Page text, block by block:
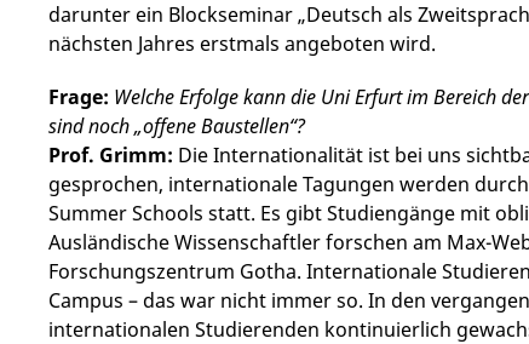
darunter ein Blockseminar „Deutsch als
nächsten Jahres erstmals angeboten wird.
Frage: Welche Erfolge kann die Uni Erfurt im Bereich
sind noch „offene Baustellen“?
Prof. Grimm: Die Internationalität ist bei uns
gesprochen, internationale Tagungen werden
Summer Schools statt. Es gibt Studiengänge mit
Ausländische Wissenschaftler forschen am Max-
Forschungszentrum Gotha. Internationale
Campus – das war nicht immer so. In den
internationalen Studierenden kontinuierlich